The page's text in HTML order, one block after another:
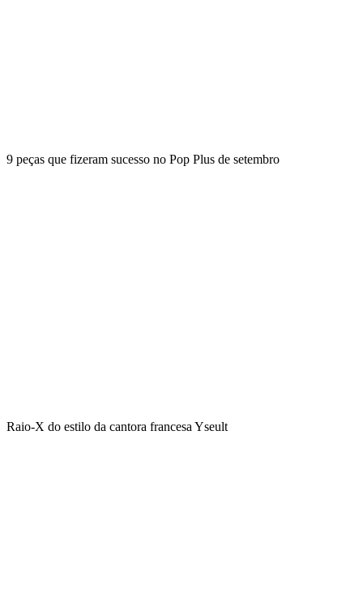
9 peças que fizeram sucesso no Pop Plus de setembro
Raio-X do estilo da cantora francesa Yseult